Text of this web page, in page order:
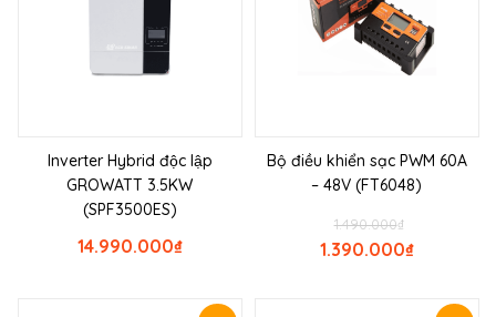
Inverter Hybrid độc lập
GROWATT 3.5KW
(SPF3500ES)
₫
14.990.000
Bộ điều khiển sạc PWM 60A
– 48V (FT6048)
₫
1.490.000
₫
1.390.000